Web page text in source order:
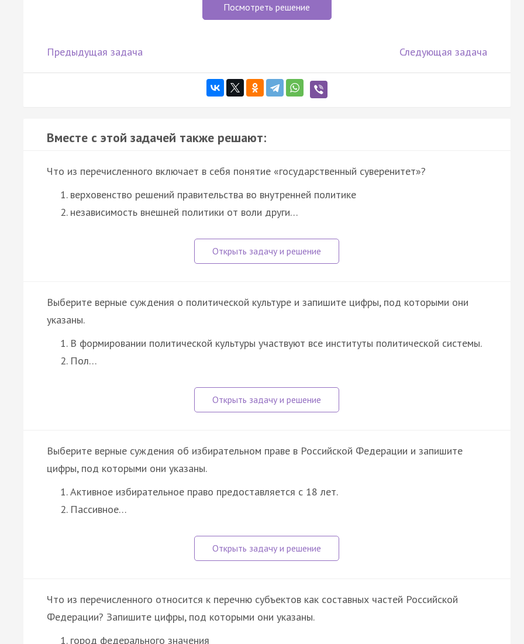
Посмотреть решение
Предыдущая задача Следующая задача
Вместе с этой задачей также решают:
Что из перечисленного включает в себя понятие «государственный суверенитет»?
верховенство решений правительства во внутренней политике
независимость внешней политики от воли други…
Выберите верные суждения о политической культуре и запишите цифры, под которыми они
указаны.
В формировании политической культуры участвуют все институты политической системы.
Пол…
Выберите верные суждения об избирательном праве в Российской Федерации и запишите
цифры, под которыми они указаны.
Активное избирательное право предоставляется с 18 лет.
Пассивное…
Что из перечисленного относится к перечню субъектов как составных частей Российской
Федерации? Запишите цифры, под которыми они указаны.
город федерального значения